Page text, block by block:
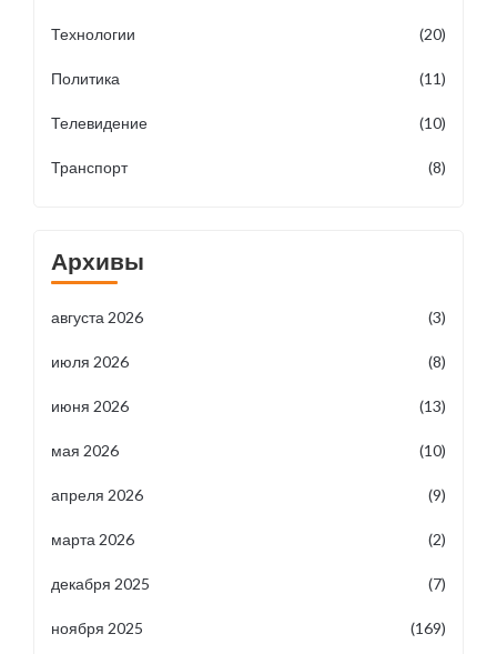
Технологии (20)
Политика (11)
Телевидение (10)
Транспорт (8)
Архивы
августа 2026 (3)
июля 2026 (8)
июня 2026 (13)
мая 2026 (10)
апреля 2026 (9)
марта 2026 (2)
декабря 2025 (7)
ноября 2025 (169)